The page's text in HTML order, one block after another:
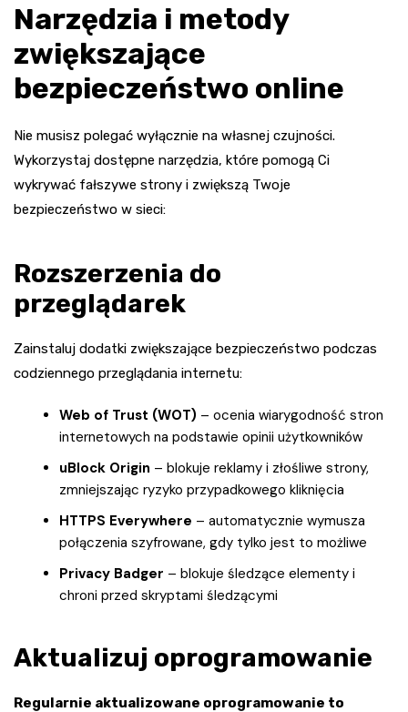
Narzędzia i metody
zwiększające
bezpieczeństwo online
Nie musisz polegać wyłącznie na własnej czujności.
Wykorzystaj dostępne narzędzia, które pomogą Ci
wykrywać fałszywe strony i zwiększą Twoje
bezpieczeństwo w sieci:
Rozszerzenia do
przeglądarek
Zainstaluj dodatki zwiększające bezpieczeństwo podczas
codziennego przeglądania internetu:
Web of Trust (WOT) – ocenia wiarygodność stron
internetowych na podstawie opinii użytkowników
uBlock Origin – blokuje reklamy i złośliwe strony,
zmniejszając ryzyko przypadkowego kliknięcia
HTTPS Everywhere – automatycznie wymusza
połączenia szyfrowane, gdy tylko jest to możliwe
Privacy Badger – blokuje śledzące elementy i
chroni przed skryptami śledzącymi
Aktualizuj oprogramowanie
Regularnie aktualizowane oprogramowanie to